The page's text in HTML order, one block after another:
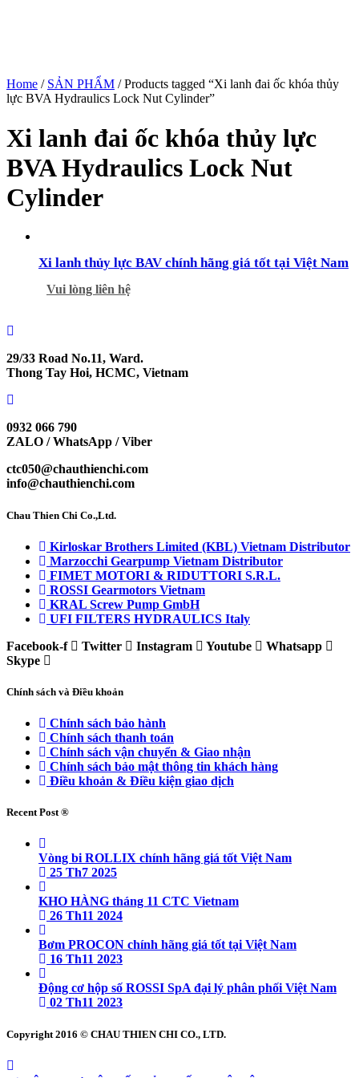
Home / SẢN PHẨM / Products tagged “Xi lanh đai ốc khóa thủy
lực BVA Hydraulics Lock Nut Cylinder”
Xi lanh đai ốc khóa thủy lực
BVA Hydraulics Lock Nut
Cylinder
Xi lanh thủy lực BAV chính hãng giá tốt tại Việt Nam
Vui lòng liên hệ
29/33 Road No.11, Ward.
Thong Tay Hoi, HCMC, Vietnam
0932 066 790
ZALO / WhatsApp / Viber
ctc050@chauthienchi.com
info@chauthienchi.com
Chau Thien Chi Co.,Ltd.
Kirloskar Brothers Limited (KBL) Vietnam Distributor
Marzocchi Gearpump Vietnam Distributor
FIMET MOTORI & RIDUTTORI S.R.L.
ROSSI Gearmotors Vietnam
KRAL Screw Pump GmbH
UFI FILTERS HYDRAULICS Italy
Facebook-f
Twitter Instagram Youtube
Whatsapp
Skype
Chính sách và Điều khoản
Chính sách bảo hành
Chính sách thanh toán
Chính sách vận chuyển & Giao nhận
Chính sách bảo mật thông tin khách hàng
Điều khoản & Điều kiện giao dịch
Recent Post ®
Vòng bi ROLLIX chính hãng giá tốt Việt Nam
25 Th7 2025
KHO HÀNG tháng 11 CTC Vietnam
26 Th11 2024
Bơm PROCON chính hãng giá tốt tại Việt Nam
16 Th11 2023
Động cơ hộp số ROSSI SpA đại lý phân phối Việt Nam
02 Th11 2023
Copyright 2016 © CHAU THIEN CHI CO., LTD.